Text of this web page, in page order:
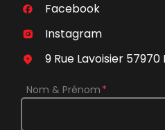
Facebook
Instagram
9 Rue Lavoisier
Nom & Prénom